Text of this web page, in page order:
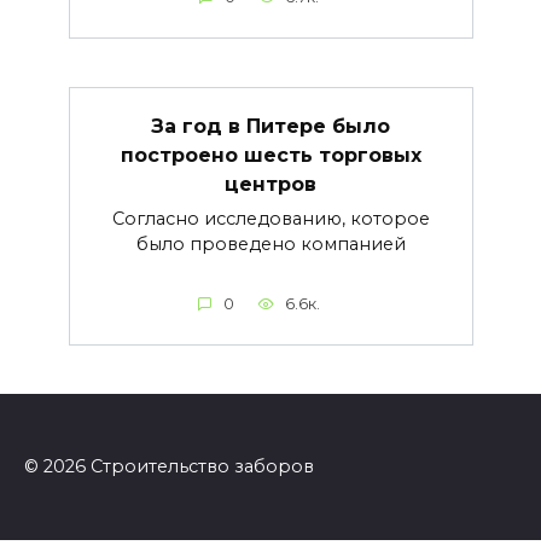
За год в Питере было
построено шесть торговых
центров
Согласно исследованию, которое
было проведено компанией
0 6.6к.
© 2026 Строительство заборов